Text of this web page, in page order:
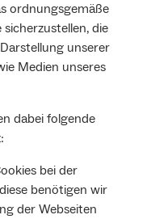
ordnungsgemäße
die
unserer
Medien unseres
dabei folgende
bei der
benötigen wir
der Webseiten